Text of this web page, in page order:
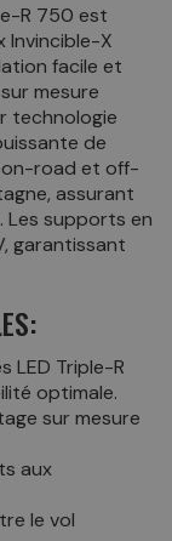
R 750 est
Invincible-X
facile et
mesure
technologie
de
on-road et off-
assurant
Les supports en
garantissant
LED Triple-R
optimale.
sur mesure
aux
le vol